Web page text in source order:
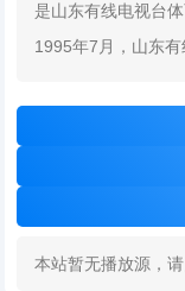
是山东有线电视台体
1995年7月，山东有
本站暂无播放源，